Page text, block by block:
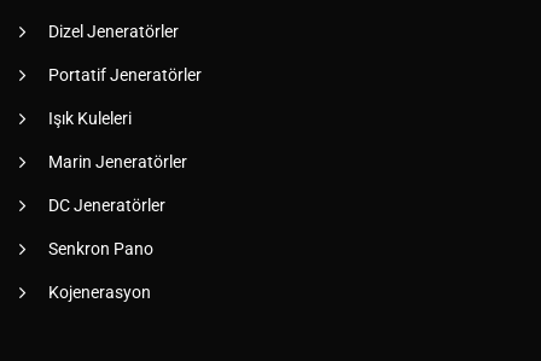
Dizel Jeneratörler
Portatif Jeneratörler
Işık Kuleleri
Marin Jeneratörler
DC Jeneratörler
Senkron Pano
Kojenerasyon